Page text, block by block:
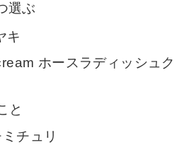
選ぶ
キ
ホースラディッシュク
と
チュリ